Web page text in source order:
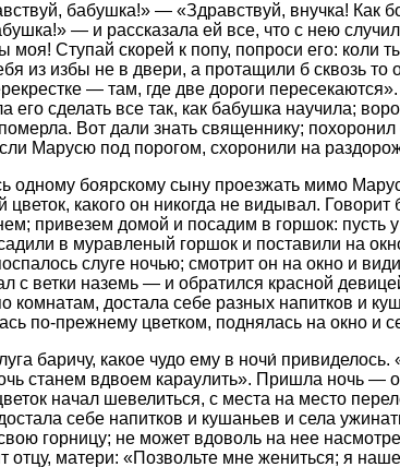
бабушка!» — «Здравствуй, внучка! Как
— и рассказала ей все, что с нею
моя! Ступай скорей к попу, попроси его: коли
из избы не в двери, а протащили б сквозь то
— там, где две дороги
его сделать все так, как бабушка научила;
Вот дали знать священнику;
Марусю под порогом, схоронили на
одному боярскому сыну проезжать мимо
цветок, какого он никогда не видывал.
привезем домой и посадим в горшок: пусть
в муравленый горшок и поставили на
слуге ночью; смотрит он на окно и
с ветки наземь — и обратился красной
достала себе разных напитков и
по-прежнему цветком, поднялась на окно и
баричу, какое чудо ему в ночи́
станем вдвоем караулить». Пришла ночь —
начал шевелиться, с места на место
себе напитков и кушаньев и села
горницу; не может вдоволь на нее
отцу, матери: «Позвольте мне жениться; я